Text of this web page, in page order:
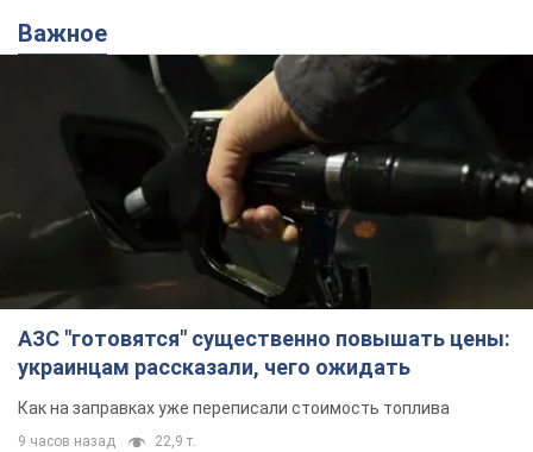
Важное
АЗС "готовятся" существенно повышать цены:
украинцам рассказали, чего ожидать
Как на заправках уже переписали стоимость топлива
9 часов назад 22,9 т.